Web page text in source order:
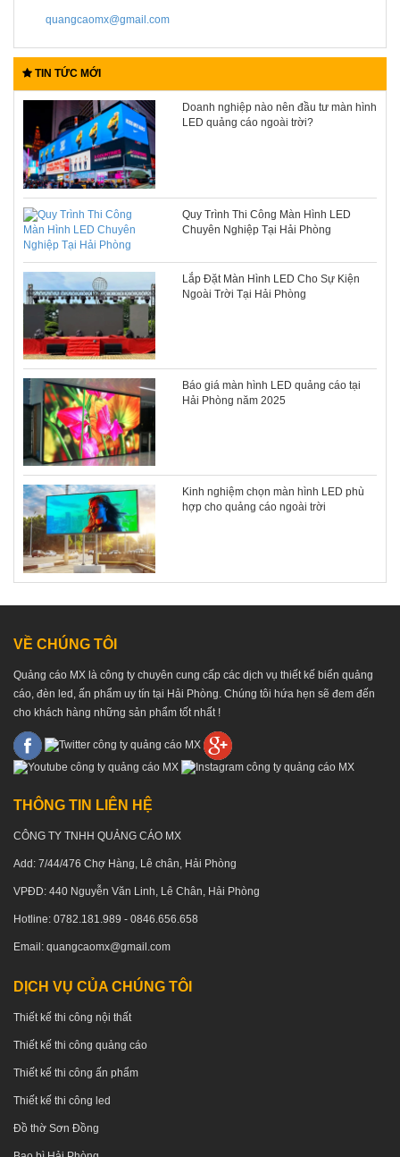
quangcaomx@gmail.com
TIN TỨC MỚI
Doanh nghiệp nào nên đầu tư màn hình
LED quảng cáo ngoài trời?
Quy Trình Thi Công Màn Hình LED
Chuyên Nghiệp Tại Hải Phòng
Lắp Đặt Màn Hình LED Cho Sự Kiện
Ngoài Trời Tại Hải Phòng
Báo giá màn hình LED quảng cáo tại
Hải Phòng năm 2025
Kinh nghiệm chọn màn hình LED phù
hợp cho quảng cáo ngoài trời
VỀ CHÚNG TÔI
Quảng cáo MX là công ty chuyên cung cấp các dịch vụ thiết kế biển quảng
cáo, đèn led, ấn phẩm uy tín tại Hải Phòng. Chúng tôi hứa hẹn sẽ đem đến
cho khách hàng những sản phẩm tốt nhất !
THÔNG TIN LIÊN HỆ
CÔNG TY TNHH QUẢNG CÁO MX
Add: 7/44/476 Chợ Hàng, Lê chân, Hải Phòng
VPĐD: 440 Nguyễn Văn Linh, Lê Chân, Hải Phòng
Hotline: 0782.181.989 - 0846.656.658
Email: quangcaomx@gmail.com
DỊCH VỤ CỦA CHÚNG TÔI
Thiết kế thi công nội thất
Thiết kế thi công quảng cáo
Thiết kế thi công ấn phẩm
Thiết kế thi công led
Đồ thờ Sơn Đồng